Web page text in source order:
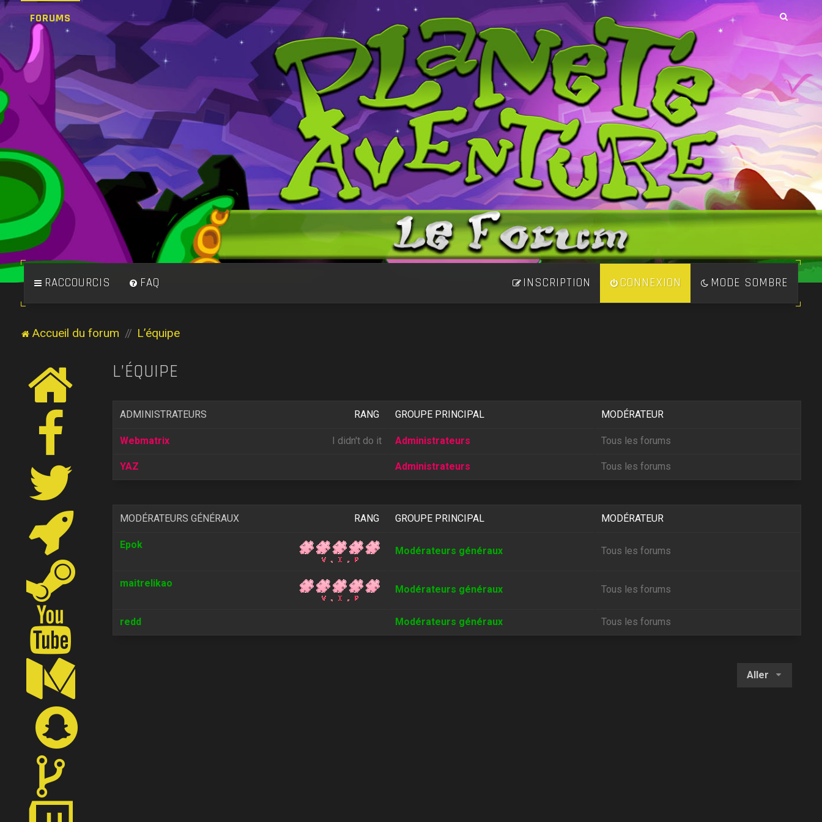
FORUMS
RACCOURCIS MODE SOMBRE
FAQ CONNEXION
INSCRIPTION
Accueil du forum L’équipe
L’ÉQUIPE
RANG
ADMINISTRATEURS GROUPE PRINCIPAL MODÉRATEUR
I didn't do it
Webmatrix Administrateurs Tous les forums
YAZ Administrateurs Tous les forums
RANG
MODÉRATEURS GÉNÉRAUX GROUPE PRINCIPAL MODÉRATEUR
Epok
Modérateurs généraux Tous les forums
maitrelikao
Modérateurs généraux Tous les forums
redd Modérateurs généraux Tous les forums
Aller